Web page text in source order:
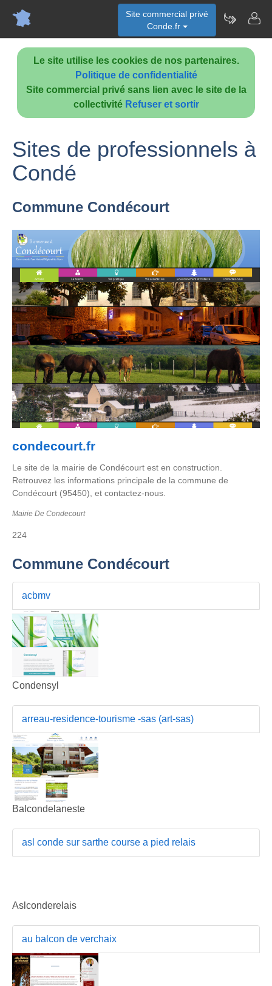
Le site utilise les cookies de nos partenaires.
Politique de confidentialité
Site commercial privé sans lien avec le site de la
collectivité Refuser et sortir
Site commercial privé
Conde.fr
Sites de professionnels à
Condé
Commune Condécourt
condecourt.fr
Le site de la mairie de Condécourt est en construction.
Retrouvez les informations principale de la commune de
Condécourt (95450), et contactez-nous.
Mairie De Condecourt
224
Commune Condécourt
acbmv
Condensyl
arreau-residence-tourisme -sas (art-sas)
Balcondelaneste
asl conde sur sarthe course a pied relais
Aslconderelais
au balcon de verchaix